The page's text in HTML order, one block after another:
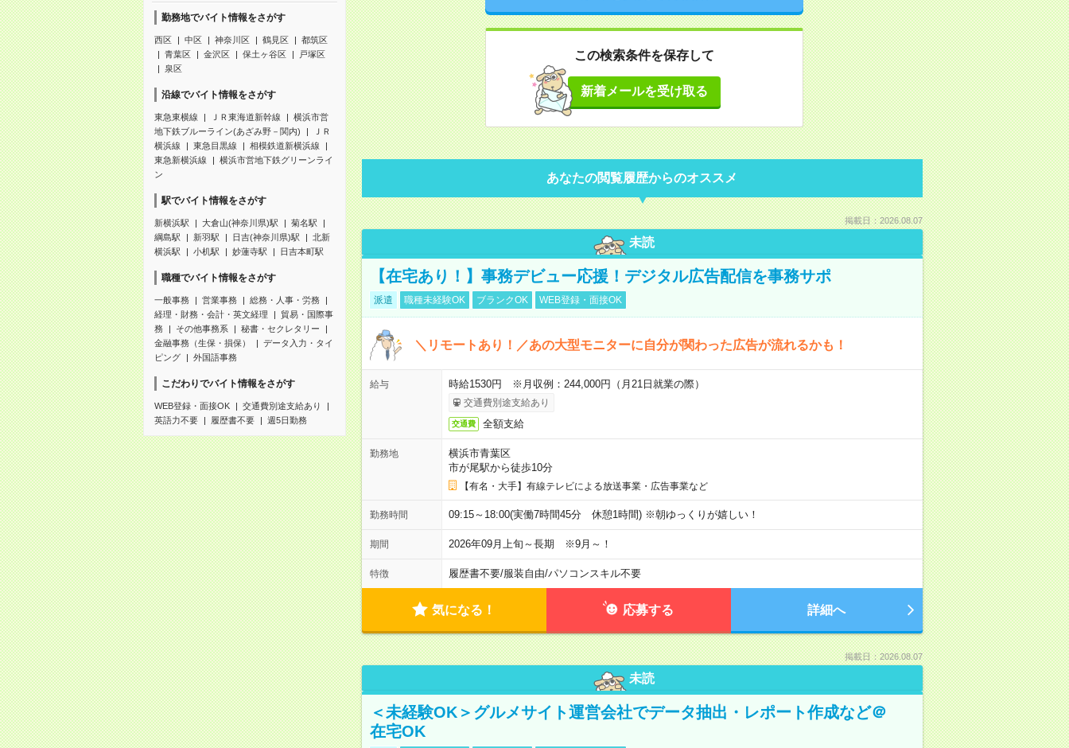
勤務地でバイト情報をさがす
西区 中区 神奈川区 鶴見区
都筑区
青葉区
金沢区 保土ヶ谷区
戸塚区
泉区
沿線でバイト情報をさがす
東急東横線 ＪＲ東海道新幹線
横浜市営
地下鉄ブルーライン(あざみ野－関内)
ＪＲ
横浜線
東急目黒線
相模鉄道新横浜線
東急新横浜線
横浜市営地下鉄グリーンライ
ン
駅でバイト情報をさがす
新横浜駅 大倉山(神奈川県)駅
菊名駅
綱島駅
新羽駅 日吉(神奈川県)駅
北新
横浜駅
小机駅 妙蓮寺駅 日吉本町駅
職種でバイト情報をさがす
一般事務 営業事務
総務・人事・労務
経理・財務・会計・英文経理
貿易・国際事
務
その他事務系
秘書・セクレタリー
金融事務（生保・損保）
データ入力・タイ
ピング
外国語事務
こだわりでバイト情報をさがす
WEB登録・面接OK
交通費別途支給あり
英語力不要
履歴書不要 週5日勤務
この検索条件を保存して
新着メールを受け取る
あなたの閲覧履歴からのオススメ
掲載日：2026.08.07
未読
【在宅あり！】事務デビュー応援！デジタル広告配信を事務サポ
派遣 職種未経験OK ブランクOK WEB登録・面接OK
＼リモートあり！／あの大型モニターに自分が関わった広告が流れるかも！
給与 時給1530円 ※月収例：244,000円（月21日就業の際）
交通費別途支給あり
交通費 全額支給
勤務地
横浜市青葉区
市が尾駅から徒歩10分
【有名・大手】有線テレビによる放送事業・広告事業など
勤務時間 09:15～18:00(実働7時間45分 休憩1時間) ※朝ゆっくりが嬉しい！
期間 2026年09月上旬～長期 ※9月～！
特徴 履歴書不要/服装自由/パソコンスキル不要
気になる！ 応募する 詳細へ
掲載日：2026.08.07
未読
＜未経験OK＞グルメサイト運営会社でデータ抽出・レポート作成など＠
在宅OK